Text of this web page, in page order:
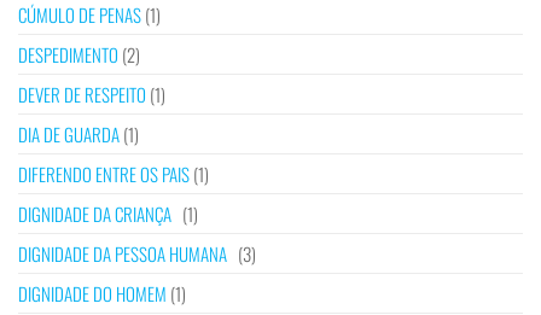
CÚMULO DE PENAS(1)
DESPEDIMENTO (2)
DEVER DE RESPEITO (1)
DIA DE GUARDA(1)
DIFERENDO ENTRE OS PAIS(1)
DIGNIDADE DA CRIANÇA (1)
DIGNIDADE DA PESSOA HUMANA (3)
DIGNIDADE DO HOMEM (1)